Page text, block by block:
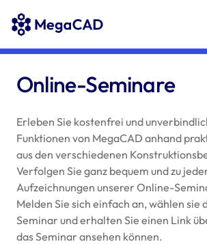
Online-Seminare
Erleben Sie kostenfrei und
Funktionen von MegaCAD anhand
aus den verschiedenen
Verfolgen Sie ganz bequem und zu
Aufzeichnungen unserer Online-
Melden Sie sich einfach an, wählen sie
Seminar und erhalten Sie einen Link
das Seminar ansehen können.